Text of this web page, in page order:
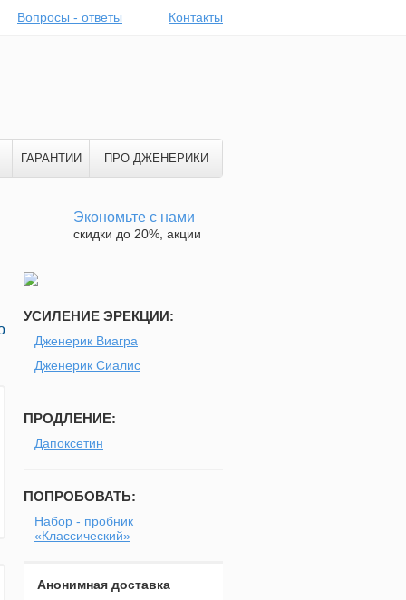
Вопросы - ответы Контакты
ГАРАНТИИ ПРО ДЖЕНЕРИКИ
Экономьте с нами
скидки до 20%, акции
УСИЛЕНИЕ ЭРЕКЦИИ:
Дженерик Виагра
Дженерик Сиалис
ПРОДЛЕНИЕ:
Дапоксетин
ПОПРОБОВАТЬ:
Набор - пробник
«Классический»
Анонимная доставка